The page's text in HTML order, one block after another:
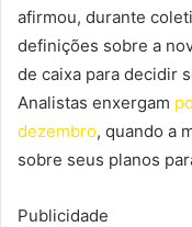
afirmou, durante
definições sobre a
de caixa para decidir
Analistas enxergam
dezembro, quando a
sobre seus planos
Publicidade